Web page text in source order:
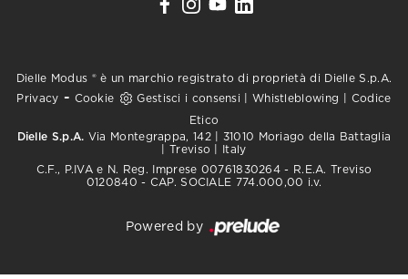
Dielle Modus ® è un marchio registrato di proprietà di Dielle S.p.A.
Privacy - Cookie Gestisci i consensi Whistleblowing
Codice
Etico
Dielle S.p.A. Via Montegrappa, 142 | 31010 Moriago della Battaglia
| Treviso | Italy
C.F., P.IVA e N. Reg. Imprese 00761830264 - R.E.A. Treviso
0120840 - CAP. SOCIALE 774.000,00 i.v.
Powered by